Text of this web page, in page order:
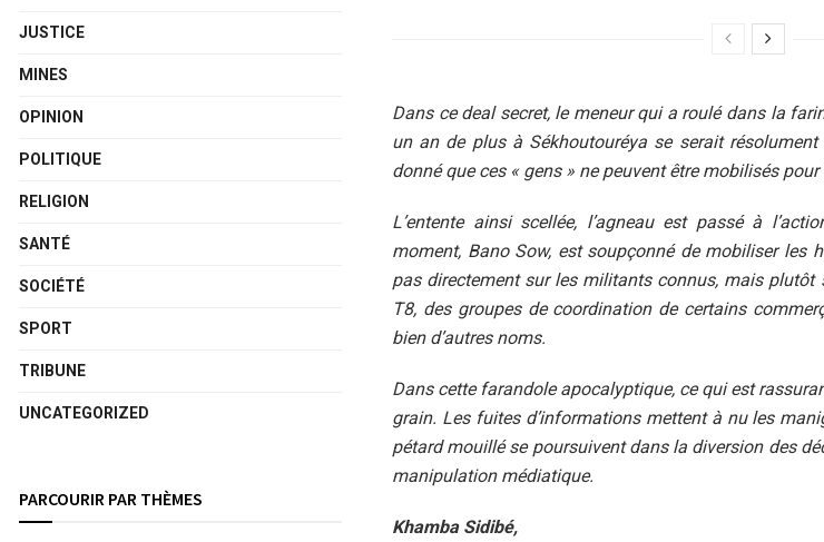
Dans ce deal secret, le meneur qui a roulé dans la
un an de plus à Sékhoutouréya se serait
donné que ces « gens » ne peuvent être mobilisés
L’entente ainsi scellée, l’agneau est passé à
moment, Bano Sow, est soupçonné de mobiliser les
pas directement sur les militants connus, mais plutôt
T8, des groupes de coordination de certains
bien d’autres noms.
Dans cette farandole apocalyptique, ce qui est
grain. Les fuites d’informations mettent à nu les
pétard mouillé se poursuivent dans la diversion des
manipulation médiatique.
Khamba Sidibé,
JUSTICE
MINES
OPINION
POLITIQUE
RELIGION
SANTÉ
SOCIÉTÉ
SPORT
TRIBUNE
UNCATEGORIZED
PARCOURIR PAR THÈMES